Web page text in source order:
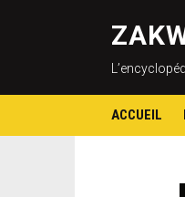
ACCUEIL